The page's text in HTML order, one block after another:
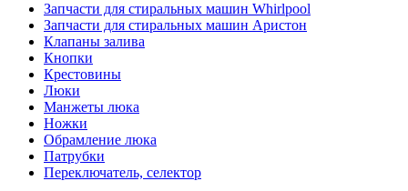
Запчасти для стиральных машин Whirlpool
Запчасти для стиральных машин Аристон
Клапаны залива
Кнопки
Крестовины
Люки
Манжеты люка
Ножки
Обрамление люка
Патрубки
Переключатель, селектор